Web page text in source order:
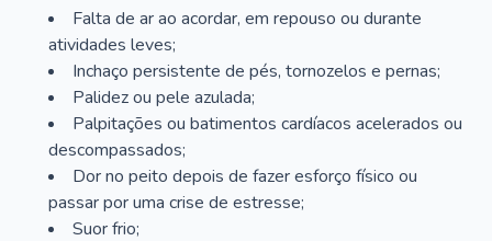
Falta de ar ao acordar, em repouso ou durante
atividades leves;
Inchaço persistente de pés, tornozelos e pernas;
Palidez ou pele azulada;
Palpitações ou batimentos cardíacos acelerados ou
descompassados;
Dor no peito depois de fazer esforço físico ou
passar por uma crise de estresse;
Suor frio;